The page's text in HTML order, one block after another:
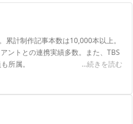
計制作記事本数は10,000本以上。
ントとの連携実績多数。また、TBS
所属。
...続きを読む